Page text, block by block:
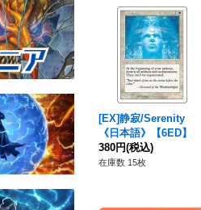
[EX]静寂/Serenity
《日本語》【6ED】
380円(税込)
在庫数 15枚